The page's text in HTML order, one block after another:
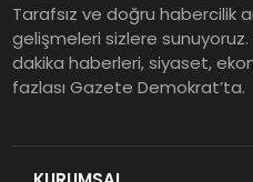
Tarafsız ve doğru habercilik
gelişmeleri sizlere
dakika haberleri, siyaset,
fazlası Gazete Demokrat’ta.